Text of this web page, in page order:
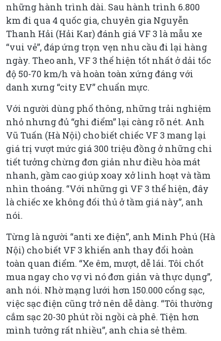
những hành trình dài. Sau hành trình 6.800
km đi qua 4 quốc gia, chuyên gia Nguyễn
Thanh Hải (Hải Kar) đánh giá VF 3 là mẫu xe
“vui vẻ”, đáp ứng trọn vẹn nhu cầu đi lại hàng
ngày. Theo anh, VF 3 thể hiện tốt nhất ở dải tốc
độ 50-70 km/h và hoàn toàn xứng đáng với
danh xưng “city EV” chuẩn mực.
Với người dùng phổ thông, những trải nghiệm
nhỏ nhưng đủ “ghi điểm” lại càng rõ nét. Anh
Vũ Tuấn (Hà Nội) cho biết chiếc VF 3 mang lại
giá trị vượt mức giá 300 triệu đồng ở những chi
tiết tưởng chừng đơn giản như điều hòa mát
nhanh, gầm cao giúp xoay xở linh hoạt và tầm
nhìn thoáng. “Với những gì VF 3 thể hiện, đây
là chiếc xe không đối thủ ở tầm giá này”, anh
nói.
Từng là người “anti xe điện”, anh Minh Phú (Hà
Nội) cho biết VF 3 khiến anh thay đổi hoàn
toàn quan điểm. “Xe êm, mượt, dễ lái. Tôi chốt
mua ngay cho vợ vì nó đơn giản và thực dụng”,
anh nói. Nhờ mạng lưới hơn 150.000 cổng sạc,
việc sạc điện cũng trở nên dễ dàng. “Tôi thường
cắm sạc 20-30 phút rồi ngồi cà phê. Tiện hơn
mình tưởng rất nhiều”, anh chia sẻ thêm.